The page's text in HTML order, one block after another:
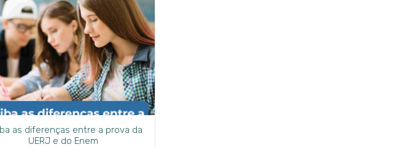
as diferenças entre a prova da
UERJ e do Enem